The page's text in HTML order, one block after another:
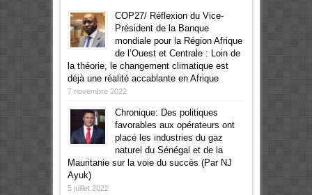
COP27/ Réflexion du Vice-
Président de la Banque
mondiale pour la Région Afrique
de l’Ouest et Centrale : Loin de
la théorie, le changement climatique est
déjà une réalité accablante en Afrique
7 novembre 2022
Chronique: Des politiques
favorables aux opérateurs ont
placé les industries du gaz
naturel du Sénégal et de la
Mauritanie sur la voie du succès (Par NJ
Ayuk)
5 juillet 2022